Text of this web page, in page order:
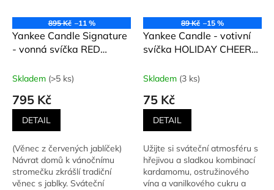
895 Kč –11 %
Yankee Candle Signature
- vonná svíčka RED
červených jablíček) 567 g
Skladem (>5 ks)
795 Kč
DETAIL
(Věnec z červených jablíček)
Návrat domů k vánočnímu
stromečku zkrášlí tradiční
věnec s jablky. Sváteční
89 Kč –15 %
Yankee Candle - votivní
svíčka HOLIDAY CHEER
Skladem (3 ks)
75 Kč
DETAIL
Užijte si sváteční atmosféru s
hřejivou a sladkou kombinací
kardamomu, ostružinového
vína a vanilkového cukru a